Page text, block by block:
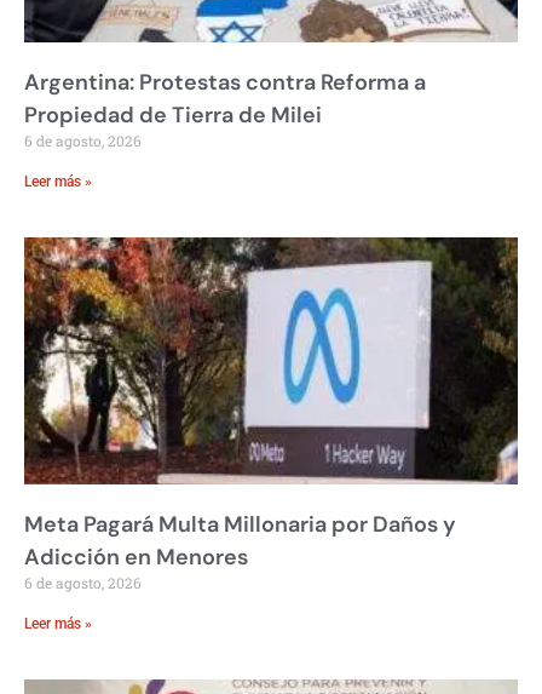
Argentina: Protestas contra Reforma a
Propiedad de Tierra de Milei
6 de agosto, 2026
Leer más »
Meta Pagará Multa Millonaria por Daños y
Adicción en Menores
6 de agosto, 2026
Leer más »